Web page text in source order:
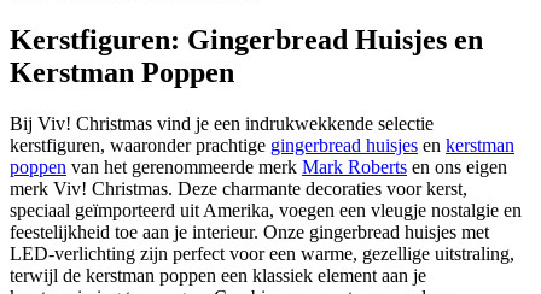
Kerstfiguren: Gingerbread Huisjes en
Kerstman Poppen
Bij Viv! Christmas vind je een indrukwekkende selectie
kerstfiguren, waaronder prachtige gingerbread huisjes en kerstman
poppen van het gerenommeerde merk Mark Roberts en ons eigen
merk Viv! Christmas. Deze charmante decoraties voor kerst,
speciaal geïmporteerd uit Amerika, voegen een vleugje nostalgie en
feestelijkheid toe aan je interieur. Onze gingerbread huisjes met
LED-verlichting zijn perfect voor een warme, gezellige uitstraling,
terwijl de kerstman poppen een klassiek element aan je